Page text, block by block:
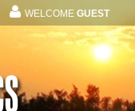
WELCOME GUEST